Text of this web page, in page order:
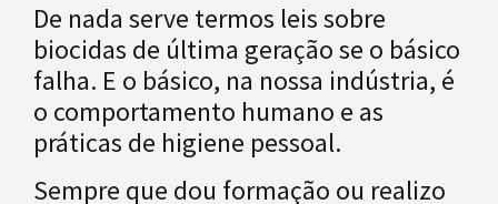
De nada serve termos leis sobre
biocidas de última geração se o básico
falha. E o básico, na nossa indústria, é
o comportamento humano e as
práticas de higiene pessoal.
Sempre que dou formação ou realizo